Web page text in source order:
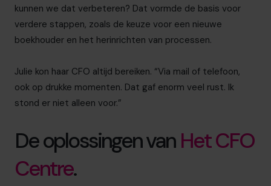
kunnen we dat verbeteren? Dat vormde de basis voor
verdere stappen, zoals de keuze voor een nieuwe
boekhouder en het herinrichten van processen.
Julie kon haar CFO altijd bereiken. “Via mail of telefoon,
ook op drukke momenten. Dat gaf enorm veel rust. Ik
stond er niet alleen voor.”
De oplossingen vanHet CFO
Centre.